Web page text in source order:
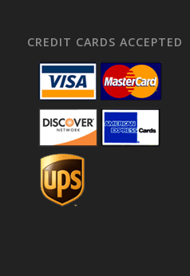
CREDIT CARDS ACCEPTED